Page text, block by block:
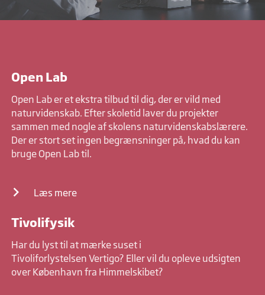
Open Lab
Open Lab er et ekstra tilbud til dig, der er vild med
naturvidenskab. Efter skoletid laver du projekter
sammen med nogle af skolens naturvidenskabslærere.
Der er stort set ingen begrænsninger på, hvad du kan
bruge Open Lab til.
Læs mere
Tivolifysik
Har du lyst til at mærke suset i
Tivoliforlystelsen Vertigo? Eller vil du opleve udsigten
over København fra Himmelskibet?